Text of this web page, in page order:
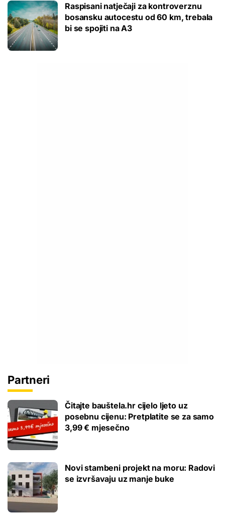
Raspisani natječaji za kontroverznu
bosansku autocestu od 60 km, trebala
bi se spojiti na A3
Partneri
Čitajte bauštela.hr cijelo ljeto uz
posebnu cijenu: Pretplatite se za samo
3,99 € mjesečno
Novi stambeni projekt na moru: Radovi
se izvršavaju uz manje buke